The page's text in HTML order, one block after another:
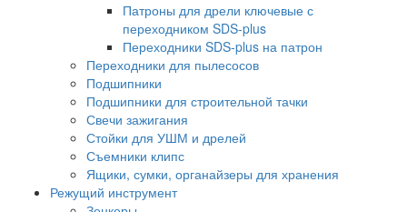
Патроны для дрели ключевые с
переходником SDS-plus
Переходники SDS-plus на патрон
Переходники для пылесосов
Подшипники
Подшипники для строительной тачки
Свечи зажигания
Стойки для УШМ и дрелей
Съемники клипс
Ящики, сумки, органайзеры для хранения
Режущий инструмент